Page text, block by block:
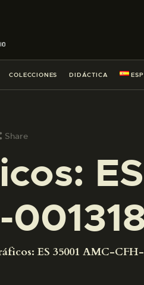
COLECCIONES DIDÁCTICA
Share
ES 35001 AMC-CFH-